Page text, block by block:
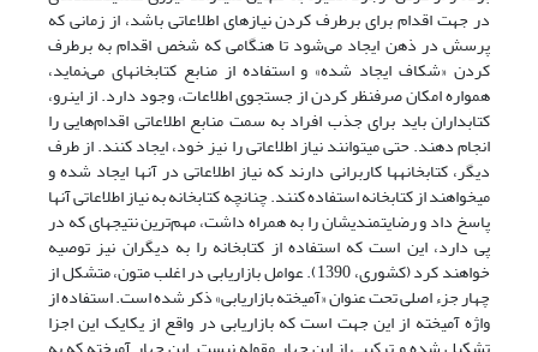
در جهت اقدام برای برطرف کردن نیازهای اطلاعاتی باشد، از زمانی که
پرسش در ذهن ایجاد می‌شود تا هنگامی که شخص اقدام به برطرف
کردن «شکاف ایجاد شده» و استفاده از منابع کتابخانه‏ای می‌نماید،
همواره امکان صرف‏نظر کردن از جستجوی اطلاعات، وجود دارد. از این‏رو،
کتابداران باید برای جذب افراد به سمت منابع اطلاعاتی اقدام‌هایی را
انجام دهند. حتی می‏توانند نیاز اطلاعاتی را نیز خود، ایجاد کنند. از طرف
دیگر، کتابخانه‏ها کاربرانی دارند که نیاز اطلاعاتی در آن‏ها ایجاد شده و
می‏خواهند از کتابخانه استفاده کنند. چنانچه کتابخانه به نیاز اطلاعاتی آن‏ها
پاسخ داد و رضایت‏مندی‏شان را به همراه داشت، مهم‌ترین نتیجه‏ای که در
پی دارد، این است که استفاده از کتابخانه را به دیگران نیز توصیه
خواهند کرد (کشوری، 1390). عوامل بازاریابی در اغلب متون، متشکل از
چهار جزء اصلی تحت عنوان «آمیخته بازاریابی» ذکر شده است. استفاده از
واژه‏ آمیخته از این جهت است که بازاریابی در واقع از یکایک این اجزا